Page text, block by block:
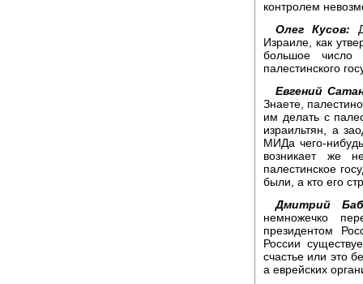
контролем
Олег Кусов:
Израиле, как
большое число
палестинского
Евгений
Знаете,
им делать с
израильтян, а
МИДа чего-
возникает же
палестинское
были, а кто его
Дмитрий
немножечко
президентом
России
счастье или это
а еврейских